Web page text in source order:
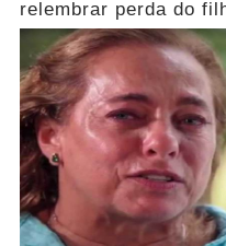
relembrar perda do
anos...Ver mais